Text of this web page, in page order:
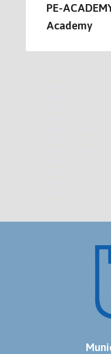
PE-
Academy